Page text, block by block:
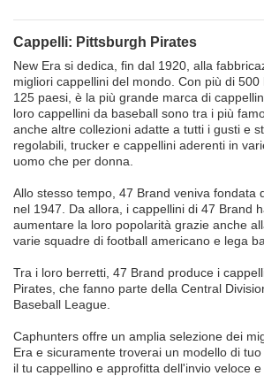
Cappelli: Pittsburgh Pirates
New Era si dedica, fin dal 1920, alla
migliori cappellini del mondo. Con più di
125 paesi, è la più grande marca di
loro cappellini da baseball sono tra i più
anche altre collezioni adatte a tutti i gusti e
regolabili, trucker e cappellini aderenti in
uomo che per donna.
Allo stesso tempo, 47 Brand veniva fondata
nel 1947. Da allora, i cappellini di 47 Brand
aumentare la loro popolarità grazie anche
varie squadre di football americano e lega
Tra i loro berretti, 47 Brand produce i
Pirates, che fanno parte della Central
Baseball League.
Caphunters offre un amplia selezione dei
Era e sicuramente troverai un modello di
il tu cappellino e approfitta dell'invio veloce